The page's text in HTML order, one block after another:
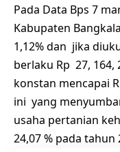
Pada Data Bps 7
Kabupaten
1,12% dan jika
berlaku Rp 27, 164,
konstan mencapai
ini yang
usaha pertanian
24,07 % pada tahun